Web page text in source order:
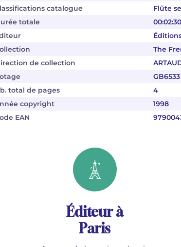
catalogue
Flûte
totale
00:02:30
The
de collection
GB6533
total de pages
4
copyright
1998
EAN
Éditeur à
Paris